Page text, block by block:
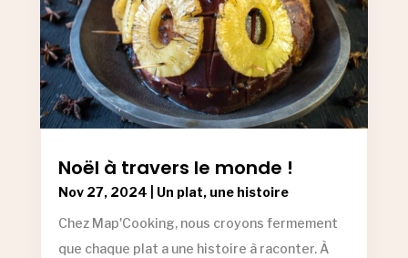
Noël à travers le monde !
Nov 27, 2024
Un plat, une histoire
Chez Map'Cooking, nous croyons fermement
que chaque plat a une histoire à raconter. À